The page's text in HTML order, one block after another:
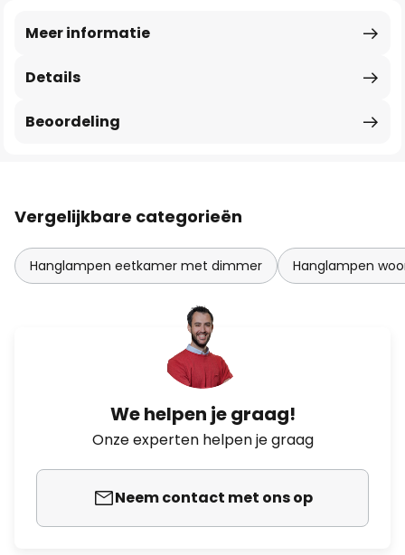
Details
Meer informatie
Beoordeling
Vergelijkbare categorieën
Hanglampen eetkamer met dimmer Hanglampen
We helpen je graag!
Onze experten helpen je graag
Neem contact met ons op